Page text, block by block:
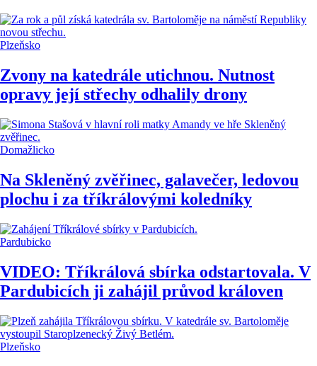
Plzeňsko
Zvony na katedrále utichnou. Nutnost
opravy její střechy odhalily drony
Domažlicko
Na Skleněný zvěřinec, galavečer, ledovou
plochu i za tříkrálovými koledníky
Pardubicko
VIDEO: Tříkrálová sbírka odstartovala. V
Pardubicích ji zahájil průvod královen
Plzeňsko